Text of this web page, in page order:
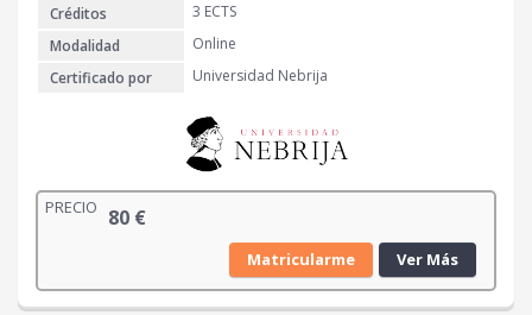
Créditos
3 ECTS
Modalidad
Online
Certificado por
Universidad Nebrija
PRECIO 80 €
Matricularme Ver Más